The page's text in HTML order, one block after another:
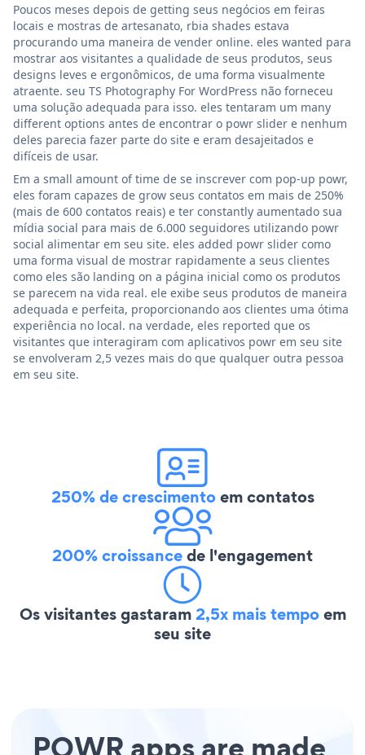
Poucos meses depois de getting seus negócios em feiras
locais e mostras de artesanato, rbia shades estava
procurando uma maneira de vender online. eles wanted para
mostrar aos visitantes a qualidade de seus produtos, seus
designs leves e ergonômicos, de uma forma visualmente
atraente. seu TS Photography For WordPress não forneceu
uma solução adequada para isso. eles tentaram um many
different options antes de encontrar o powr slider e nenhum
deles parecia fazer parte do site e eram desajeitados e
difíceis de usar.
Em a small amount of time de se inscrever com pop-up powr,
eles foram capazes de grow seus contatos em mais de 250%
(mais de 600 contatos reais) e ter constantly aumentado sua
mídia social para mais de 6.000 seguidores utilizando powr
social alimentar em seu site. eles added powr slider como
uma forma visual de mostrar rapidamente a seus clientes
como eles são landing on a página inicial como os produtos
se parecem na vida real. ele exibe seus produtos de maneira
adequada e perfeita, proporcionando aos clientes uma ótima
experiência no local. na verdade, eles reported que os
visitantes que interagiram com aplicativos powr em seu site
se envolveram 2,5 vezes mais do que qualquer outra pessoa
em seu site.
250% de crescimentoem contatos
200% croissancede l'engagement
Os visitantes gastaram2,5x mais tempoem
seu site